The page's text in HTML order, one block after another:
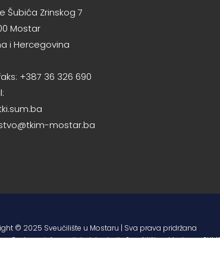
Šubića Zrinskog 7
Mostar
i Hercegovina
+387 36 326 690
mostar.ba
© 2025 Sveučilište u Mostaru | Sva prava pridržana
Centar za informacijske tehnologije Sveučilišta u Mostaru –